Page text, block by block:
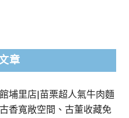
章
埔里店|苗栗超人氣牛肉麵
香寬敞空間、古董收藏免